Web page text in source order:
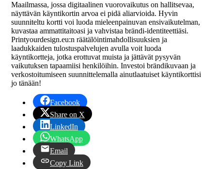
Maailmassa, jossa digitaalinen vuorovaikutus on hallitsevaa,
näyttävän käyntikortin arvoa ei pidä aliarvioida. Hyvin
suunniteltu kortti voi luoda mieleenpainuvan ensivaikutelman,
kuvastaa ammattitaitoasi ja vahvistaa brändi-identiteettiäsi.
Printyourdesign.eu:n räätälöintimahdollisuuksien ja
laadukkaiden tulostuspalvelujen avulla voit luoda
käyntikortteja, jotka erottuvat muista ja jättävät pysyvän
vaikutuksen tapaamiisi henkilöihin. Investoi brändikuvaan ja
verkostoitumiseen suunnittelemalla ainutlaatuiset käyntikorttisi
jo tänään!
Facebook
Share on X
LinkedIn
WhatsApp
Email
Copy Link